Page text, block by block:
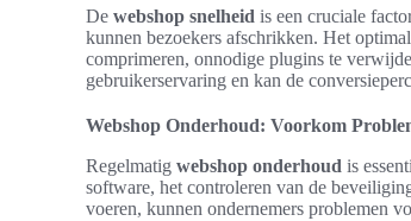
De webshop snelheid is een cruciale
kunnen bezoekers afschrikken. Het
comprimeren, onnodige plugins te
gebruikerservaring en kan de
Webshop Onderhoud: Voorkom
Regelmatig webshop onderhoud is
software, het controleren van de
voeren, kunnen ondernemers problemen